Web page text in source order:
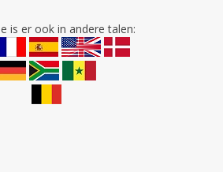
is er ook in andere talen: